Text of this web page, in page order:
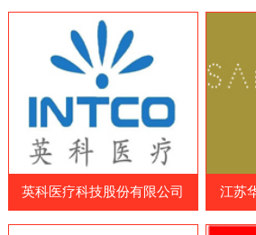
世界各地的专业人
品和营养补充剂制
商、包装和设备制
国、日本、韩国、
等。展览会涵盖了
学用途食品、天然保
家。西非医疗展览
展览会是医疗行业
自世界各地的医疗
造商、药品制造商
企业等专业人士。
了最新的医疗设备
成像设备、手术器
备、医疗耗材和药
最新的医疗设备、
英科医疗科技股份有限公司 江苏